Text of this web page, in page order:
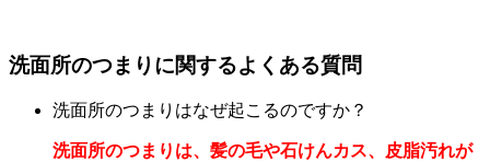
洗面所のつまりに関するよくある質問
洗面所のつまりはなぜ起こるのですか？
洗面所のつまりは、髪の毛や石けんカス、皮脂汚れが